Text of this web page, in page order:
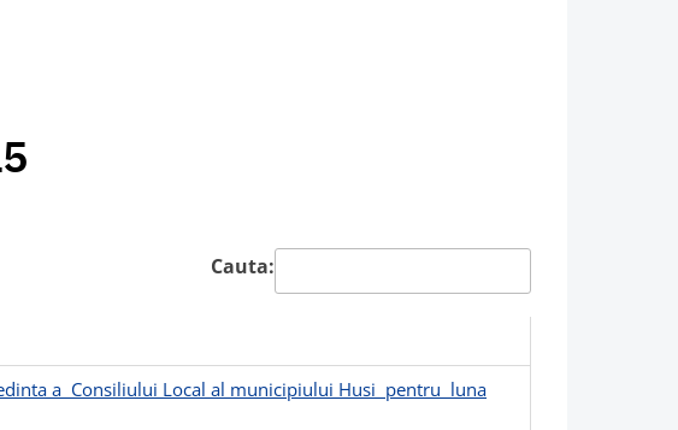
Cauta:
a Consiliului Local al municipiului Husi pentru luna